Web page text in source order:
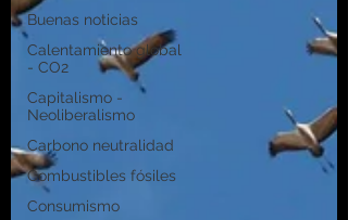
Buenas noticias
Calentamiento global
- CO2
Capitalismo -
Neoliberalismo
Carbono neutralidad
Combustibles fósiles
Consumismo